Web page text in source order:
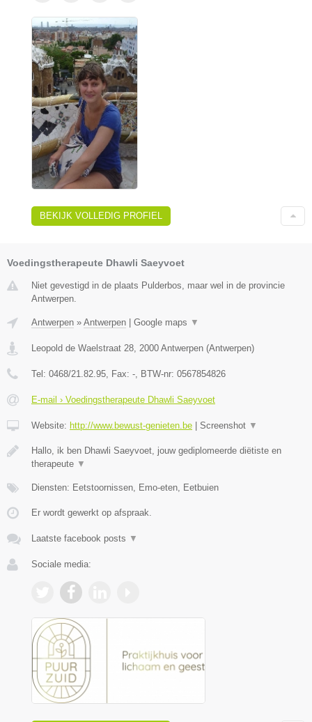
BEKIJK VOLLEDIG PROFIEL
Voedingstherapeute Dhawli Saeyvoet
Niet gevestigd in de plaats Pulderbos, maar wel in de provincie
Antwerpen.
Antwerpen » Antwerpen Google maps ▼
Leopold de Waelstraat 28, 2000 Antwerpen (Antwerpen)
Tel: 0468/21.82.95, Fax: -, BTW-nr: 0567854826
E-mail › Voedingstherapeute Dhawli Saeyvoet
Website: http://www.bewust-genieten.be Screenshot ▼
Hallo, ik ben Dhawli Saeyvoet, jouw gediplomeerde diëtiste en
therapeute ▼
Diensten: Eetstoornissen, Emo-eten, Eetbuien
Er wordt gewerkt op afspraak.
Laatste facebook posts ▼
Sociale media: